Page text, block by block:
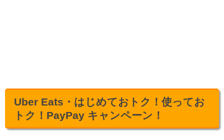
Uber Eats・はじめておトク！使ってお
トク！PayPay キャンペーン！